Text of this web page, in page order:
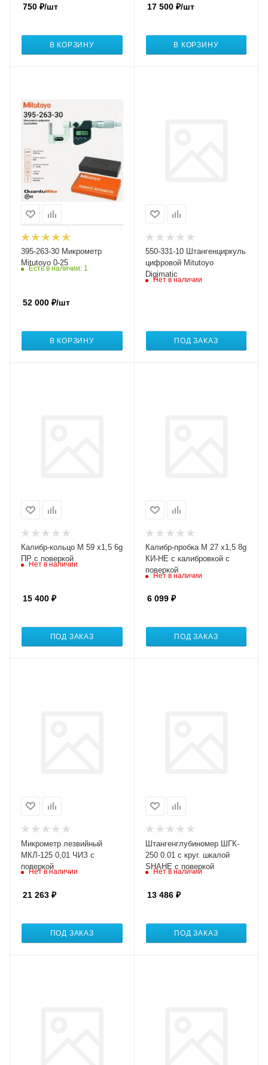
750 ₽/шт
В КОРЗИНУ
17 500₽/шт
В КОРЗИНУ
395-263-30 Микрометр
Mitutoyo 0-25
Есть в наличии: 1
52 000 ₽/шт
В КОРЗИНУ
550-331-10 Штангенциркуль
цифровой Mitutoyo
Digimatic
Нет в наличии
ПОД ЗАКАЗ
Калибр-кольцо М 59 х1,5 6g
ПР с поверкой
Нет в наличии
15 400 ₽
ПОД ЗАКАЗ
Калибр-пробка М 27 х1,5 8g
КИ-НЕ с калибровкой с
поверкой
Нет в наличии
6 099₽
ПОД ЗАКАЗ
Микрометр лезвийный
МКЛ-125 0,01 ЧИЗ с
поверкой
Нет в наличии
21 263 ₽
ПОД ЗАКАЗ
Штангенглубиномер ШГК-
250 0.01 с круг. шкалой
SHAHE с поверкой
Нет в наличии
13 486₽
ПОД ЗАКАЗ